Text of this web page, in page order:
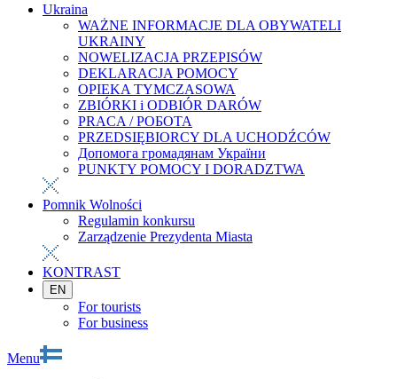
Ukraina
WAŻNE INFORMACJE DLA OBYWATELI
UKRAINY
NOWELIZACJA PRZEPISÓW
DEKLARACJA POMOCY
OPIEKA TYMCZASOWA
ZBIÓRKI i ODBIÓR DARÓW
PRACA / РОБОТА
PRZEDSIĘBIORCY DLA UCHODŹCÓW
Допомога громадянам України
PUNKTY POMOCY I DORADZTWA
Pomnik Wolności
Regulamin konkursu
Zarządzenie Prezydenta Miasta
KONTRAST
EN
For tourists
For business
Menu